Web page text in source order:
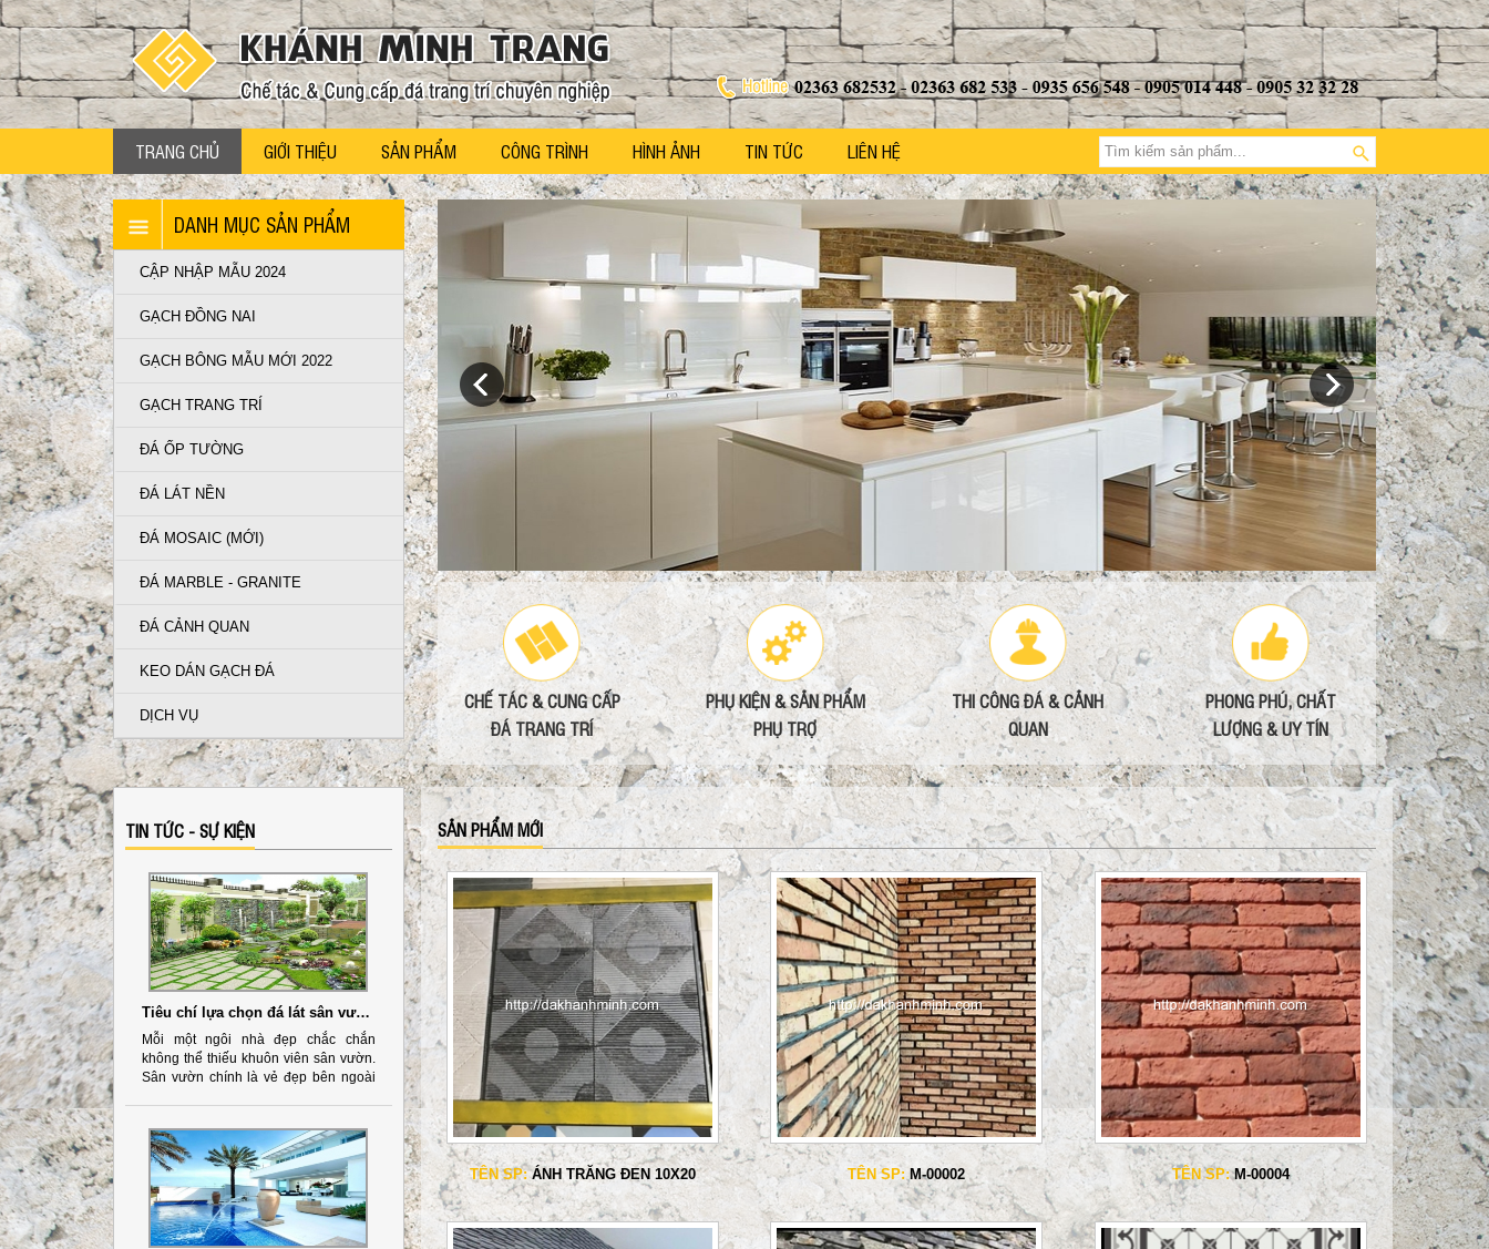
TRANG CHỦ GIỚI THIỆU SẢN PHẨM CÔNG TRÌNH HÌNH ẢNH TIN TỨC LIÊN HỆ
DANH MỤC SẢN PHẨM
CẬP NHẬP MẪU 2024
GẠCH ĐỒNG NAI
GẠCH BÔNG MẪU MỚI 2022
GẠCH TRANG TRÍ
ĐÁ ỐP TƯỜNG
ĐÁ LÁT NỀN
ĐÁ MOSAIC (MỚI)
ĐÁ MARBLE - GRANITE
ĐÁ CẢNH QUAN
KEO DÁN GẠCH ĐÁ
DỊCH VỤ
CHẾ TÁC & CUNG CẤP
ĐÁ TRANG TRÍ
PHỤ KIỆN & SẢN PHẨM
PHỤ TRỢ
THI CÔNG ĐÁ & CẢNH
QUAN
PHONG PHÚ, CHẤT
LƯỢNG & UY TÍN
TIN TỨC - SỰ KIỆN
Tiêu chí lựa chọn đá lát sân vườn đẹp
Mỗi một ngôi nhà đẹp chắc chắn
không thể thiếu khuôn viên sân vườn.
Sân vườn chính là vẻ đẹp bên ngoài
SẢN PHẨM MỚI
TÊN SP:ÁNH TRĂNG ĐEN 10X20 TÊN SP: M-00002 TÊN SP:M-00004